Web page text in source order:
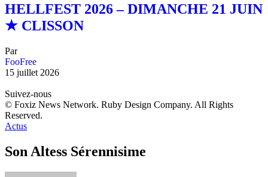
HELLFEST 2026 – DIMANCHE 21 JUIN
★ CLISSON
Par
FooFree
15 juillet 2026
Suivez-nous
© Foxiz News Network. Ruby Design Company. All Rights
Reserved.
Actus
Son Altess Sérennisime